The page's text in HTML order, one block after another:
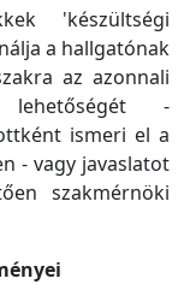
'készültségi
a hallgatónak
az azonnali
lehetőségét -
ismeri el a
- vagy javaslatot
szakmérnöki